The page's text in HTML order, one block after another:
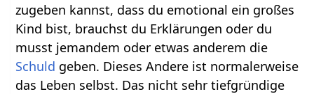
zugeben kannst, dass du emotional ein großes
Kind bist, brauchst du Erklärungen oder du
musst jemandem oder etwas anderem die
Schuld geben. Dieses Andere ist normalerweise
das Leben selbst. Das nicht sehr tiefgründige